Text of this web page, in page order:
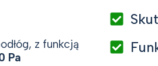
z funkcją
Pa